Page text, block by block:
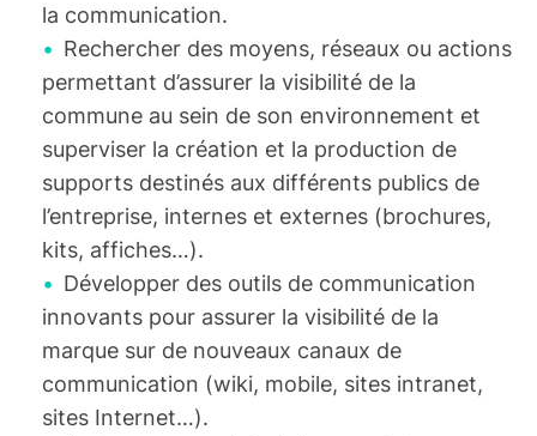
la communication.
Rechercher des moyens, réseaux ou actions
permettant d’assurer la visibilité de la
commune au sein de son environnement et
superviser la création et la production de
supports destinés aux différents publics de
l’entreprise, internes et externes (brochures,
kits, affiches…).
Développer des outils de communication
innovants pour assurer la visibilité de la
marque sur de nouveaux canaux de
communication (wiki, mobile, sites intranet,
sites Internet…).